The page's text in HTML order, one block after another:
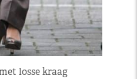
losse kraag